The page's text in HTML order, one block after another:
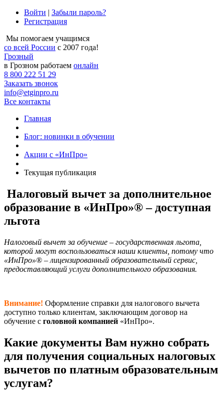
Войти | Забыли пароль?
Регистрация
Мы помогаем учащимся
со всей России с 2007 года!
Грозный
в Грозном работаем онлайн
8 800 222 51 29
Заказать звонок
info@etginpro.ru
Все контакты
Главная
Блог: новинки в обучении
Акции с «ИнПро»
Текущая публикация
Налоговый вычет за дополнительное
образование в «ИнПро»® – доступная
льгота
Налоговый вычет за обучение – государственная льгота,
которой могут воспользоваться наши клиенты, потому что
«ИнПро»® – лицензированный образовательный сервис,
предоставляющий услуги дополнительного образования.
Внимание! Оформление справки для налогового вычета
доступно только клиентам, заключающим договор на
обучение с головной компанией «ИнПро».
Какие документы Вам нужно собрать
для получения социальных налоговых
вычетов по платным образовательным
услугам?